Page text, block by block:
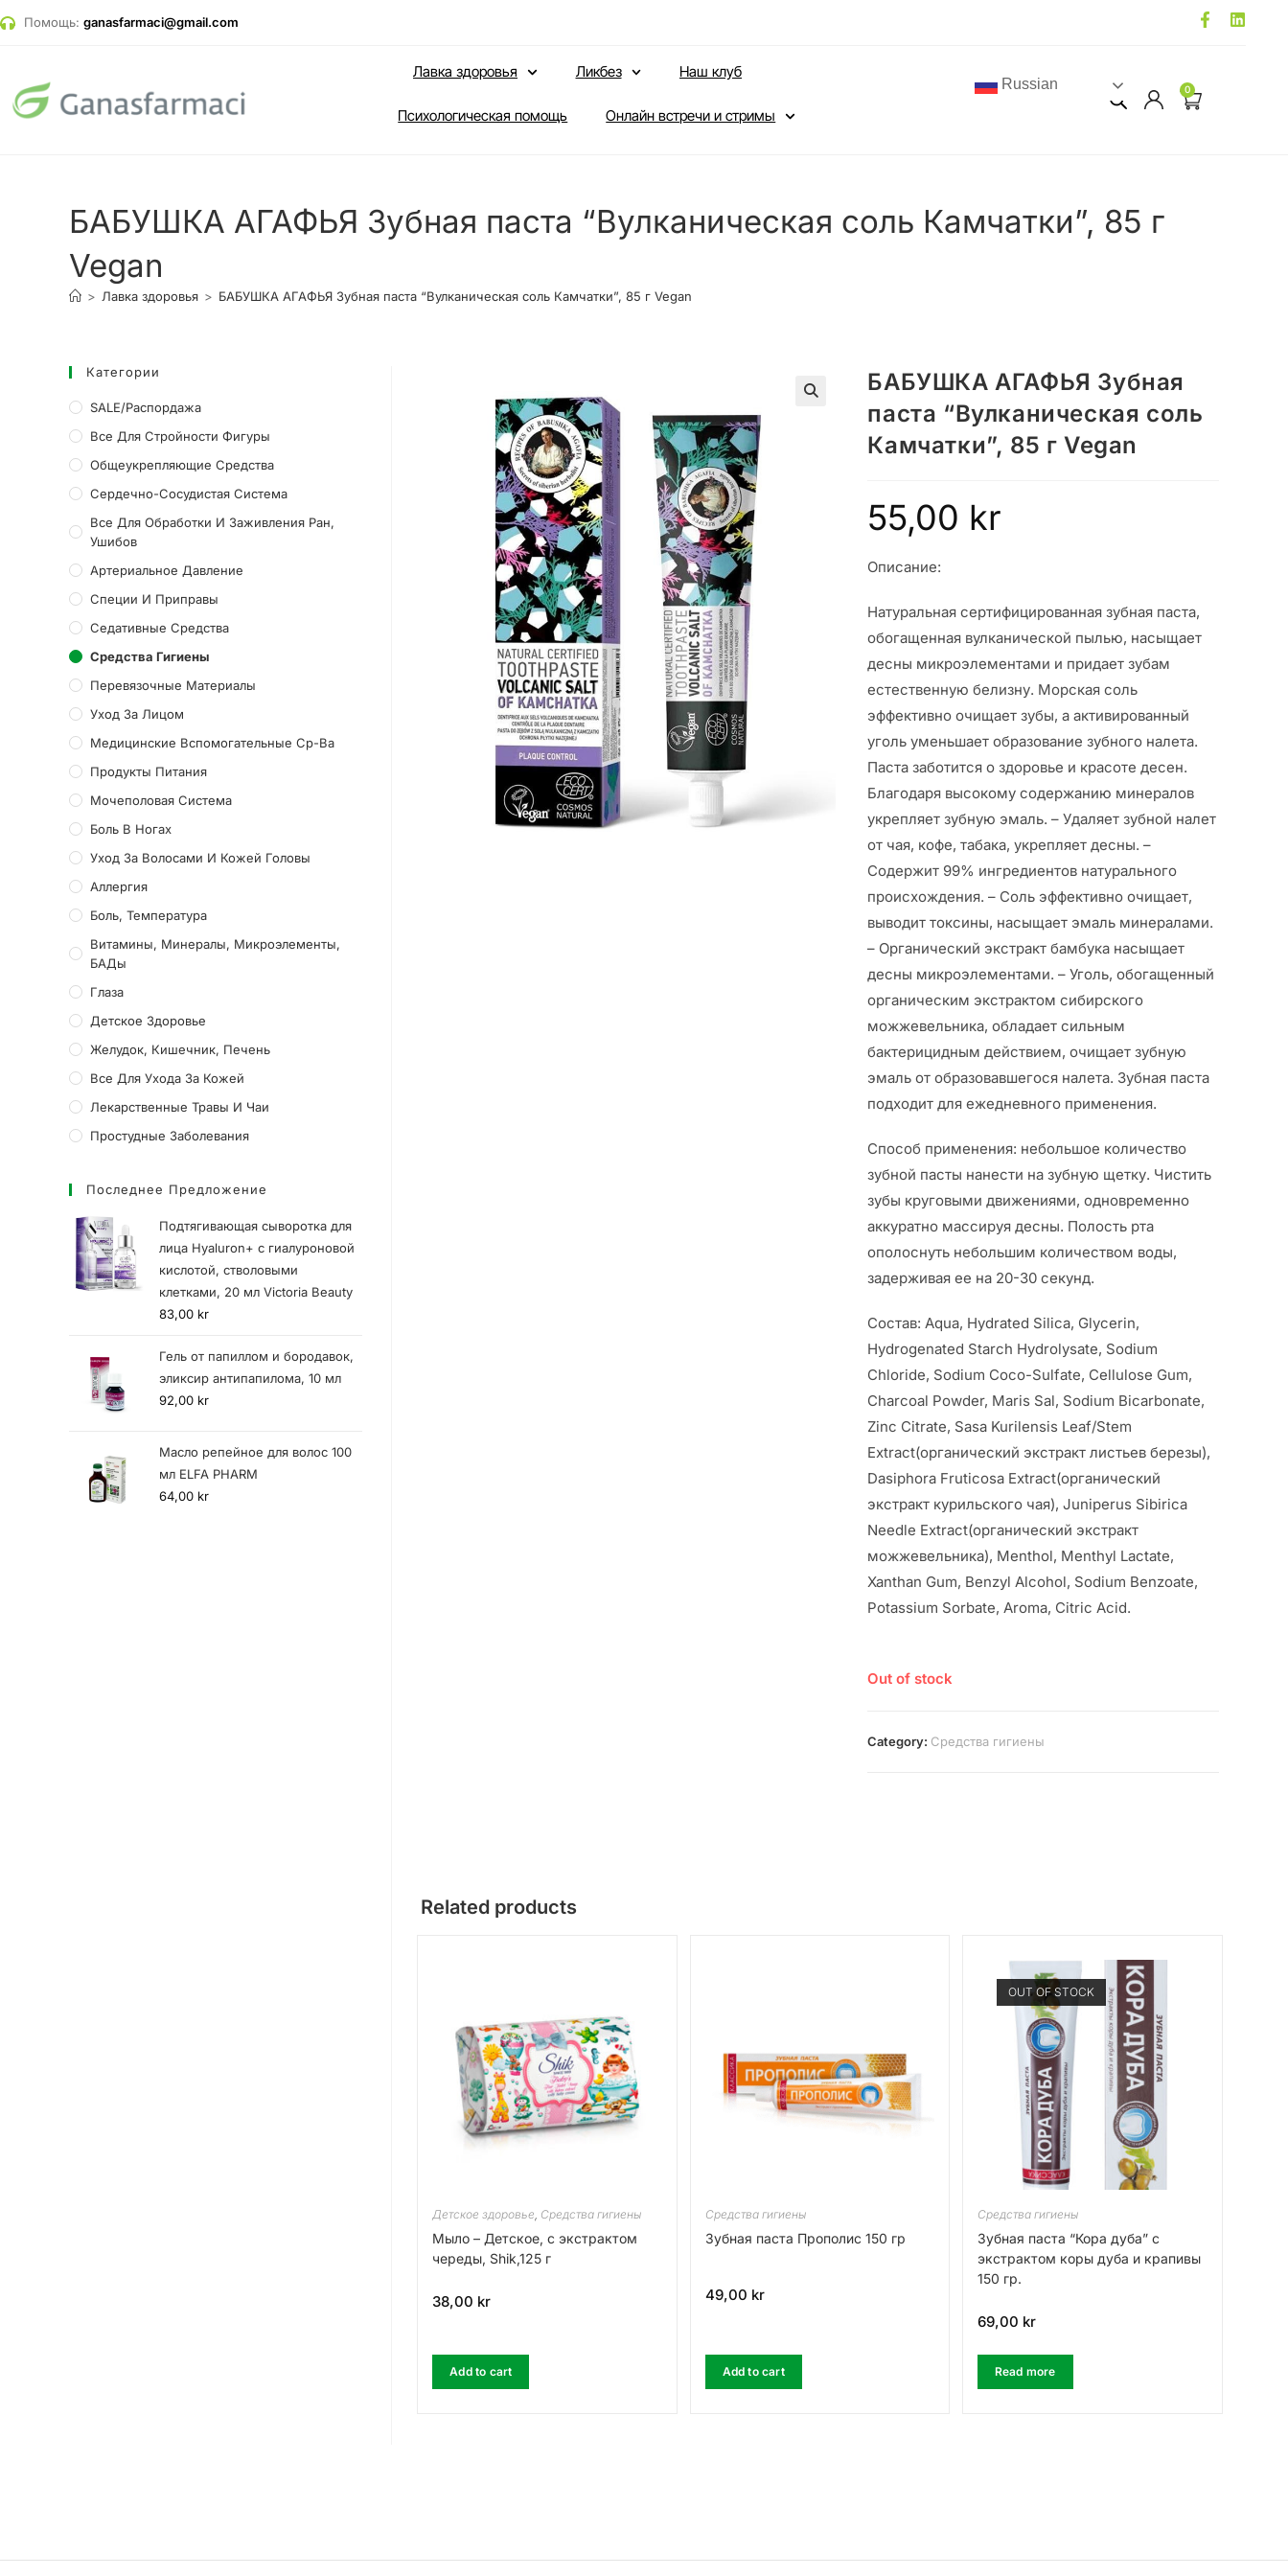
Помощь: ganasfarmaci@gmail.com
Лавка здоровья Ликбез Наш клуб
Психологическая помощь Онлайн встречи и стримы
Russian 0
БАБУШКА АГАФЬЯ Зубная паста “Вулканическая соль Камчатки”, 85 г
Vegan
> Лавка здоровья > БАБУШКА АГАФЬЯ Зубная паста “Вулканическая соль Камчатки”, 85 г Vegan
БАБУШКА АГАФЬЯ Зубная
паста “Вулканическая соль
Камчатки”, 85 г Vegan
55,00 kr
Описание:
Натуральная сертифицированная зубная паста,
обогащенная вулканической пылью, насыщает
десны микроэлементами и придает зубам
естественную белизну. Морская соль
эффективно очищает зубы, а активированный
уголь уменьшает образование зубного налета.
Паста заботится о здоровье и красоте десен.
Благодаря высокому содержанию минералов
укрепляет зубную эмаль. – Удаляет зубной налет
от чая, кофе, табака, укрепляет десны. –
Содержит 99% ингредиентов натурального
происхождения. – Соль эффективно очищает,
выводит токсины, насыщает эмаль минералами.
– Органический экстракт бамбука насыщает
десны микроэлементами. – Уголь, обогащенный
органическим экстрактом сибирского
можжевельника, обладает сильным
бактерицидным действием, очищает зубную
эмаль от образовавшегося налета. Зубная паста
подходит для ежедневного применения.
Способ применения: небольшое количество
зубной пасты нанести на зубную щетку. Чистить
зубы круговыми движениями, одновременно
аккуратно массируя десны. Полость рта
ополоснуть небольшим количеством воды,
задерживая ее на 20-30 секунд.
Cостав: Aqua, Hydrated Silica, Glycerin,
Hydrogenated Starch Hydrolysate, Sodium
Chloride, Sodium Coco-Sulfate, Cellulose Gum,
Charcoal Powder, Maris Sal, Sodium Bicarbonate,
Zinc Citrate, Sasa Kurilensis Leaf/Stem
Extract(органический экстракт листьев березы),
Dasiphora Fruticosa Extract(органический
экстракт курильского чая), Juniperus Sibirica
Needle Extract(органический экстракт
можжевельника), Menthol, Menthyl Lactate,
Xanthan Gum, Benzyl Alcohol, Sodium Benzoate,
Potassium Sorbate, Aroma, Citric Acid.
Out of stock
Category: Средства гигиены
Related products
Детское здоровье Средства гигиены
Мыло – Детское, с экстрактом
череды, Shik,125 г
38,00 kr
Add to cart
Средства гигиены
Зубная паста Прополис 150 гр
49,00 kr
Add to cart
OUT OF STOCK
Средства гигиены
Зубная паста “Кора дуба” с
экстрактом коры дуба и крапивы
150 гр.
69,00 kr
Read more
Категории
SALE/Распордажа
Все Для Стройности Фигуры
Общеукрепляющие Средства
Сердечно-Сосудистая Система
Все Для Обработки И Заживления Ран,
Ушибов
Артериальное Давление
Специи И Приправы
Седативные Средства
Средства Гигиены
Перевязочные Материалы
Уход За Лицом
Медицинские Вспомогательные Ср-Ва
Продукты Питания
Мочеполовая Система
Боль В Ногах
Уход За Волосами И Кожей Головы
Аллергия
Боль, Температура
Витамины, Минералы, Микроэлементы,
БАДы
Глаза
Детское Здоровье
Желудок, Кишечник, Печень
Все Для Ухода За Кожей
Лекарственные Травы И Чаи
Простудные Заболевания
Последнее Предложение
Подтягивающая сыворотка для
лица Hyaluron+ с гиалуроновой
кислотой, стволовыми
клетками, 20 мл Victoria Beauty
83,00 kr
Гель от папиллом и бородавок,
эликсир антипапилома, 10 мл
92,00 kr
Масло репейное для волос 100
мл ELFA PHARM
64,00 kr